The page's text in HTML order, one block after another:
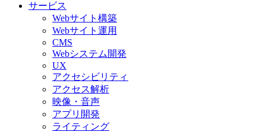
サービス
Webサイト構築
Webサイト運用
CMS
Webシステム開発
UX
アクセシビリティ
アクセス解析
映像・音声
アプリ開発
ライティング